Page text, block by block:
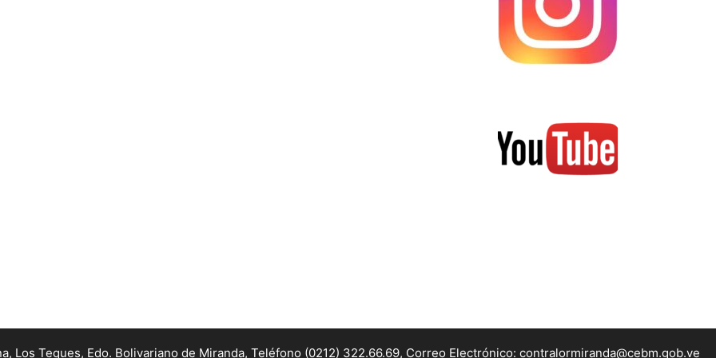
Los Teques, Edo. Bolivariano de Miranda, Teléfono (0212) 322.66.69, Correo Electrónico: contralormiranda@cebm.gob.ve